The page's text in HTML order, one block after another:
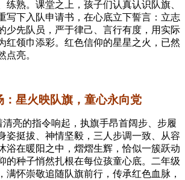
练熟。课堂之上，孩子们认真认识队旗、
写下入队申请书，在心底立下誓言：立志
少先队员，严于律己、言行有度，用实际
红领巾添彩。红色信仰的星星之火，已然
点亮。
：星火映队旗，童心永向党
清亮的指令响起，执旗手昂首阔步、步履
姿挺拔、神情坚毅，三人步调一致、从容
浴在暖阳之中，熠熠生辉，恰似一簇跃动
的种子悄然扎根在每位孩童心底。二年级
满怀崇敬追随队旗前行，传承红色血脉，